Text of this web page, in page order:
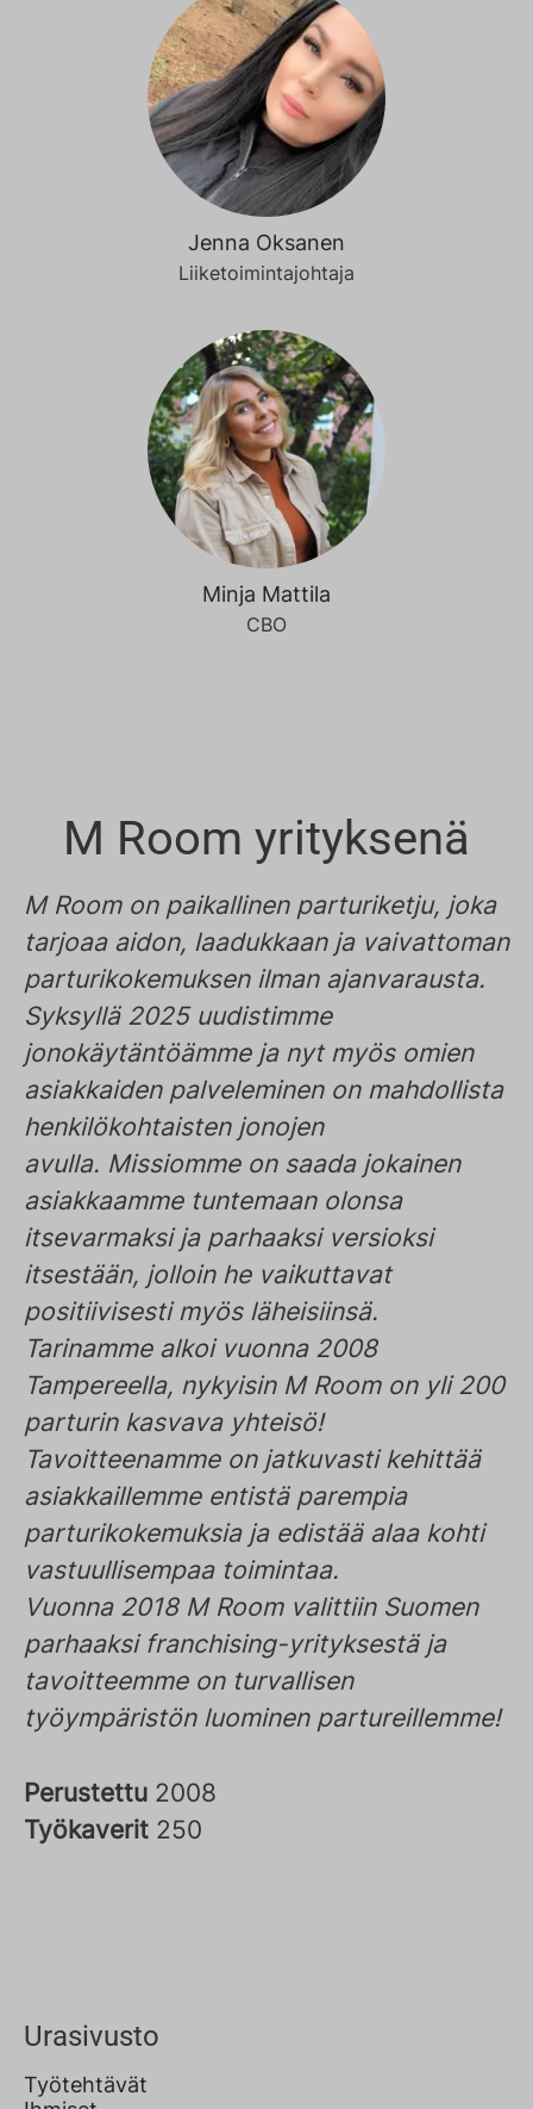
Jenna Oksanen
Liiketoimintajohtaja
Minja Mattila
CBO
M Room yrityksenä
M Room on paikallinen parturiketju, joka
tarjoaa aidon, laadukkaan ja vaivattoman
parturikokemuksen ilman ajanvarausta.
Syksyllä 2025 uudistimme
jonokäytäntöämme ja nyt myös omien
asiakkaiden palveleminen on mahdollista
henkilökohtaisten jonojen
avulla. Missiomme on saada jokainen
asiakkaamme tuntemaan olonsa
itsevarmaksi ja parhaaksi versioksi
itsestään, jolloin he vaikuttavat
positiivisesti myös läheisiinsä.
Tarinamme alkoi vuonna 2008
Tampereella, nykyisin M Room on yli 200
parturin kasvava yhteisö!
Tavoitteenamme on jatkuvasti kehittää
asiakkaillemme entistä parempia
parturikokemuksia ja edistää alaa kohti
vastuullisempaa toimintaa.
Vuonna 2018 M Room valittiin Suomen
parhaaksi franchising-yrityksestä ja
tavoitteemme on turvallisen
työympäristön luominen partureillemme!
Perustettu 2008
Työkaverit 250
Urasivusto
Työtehtävät